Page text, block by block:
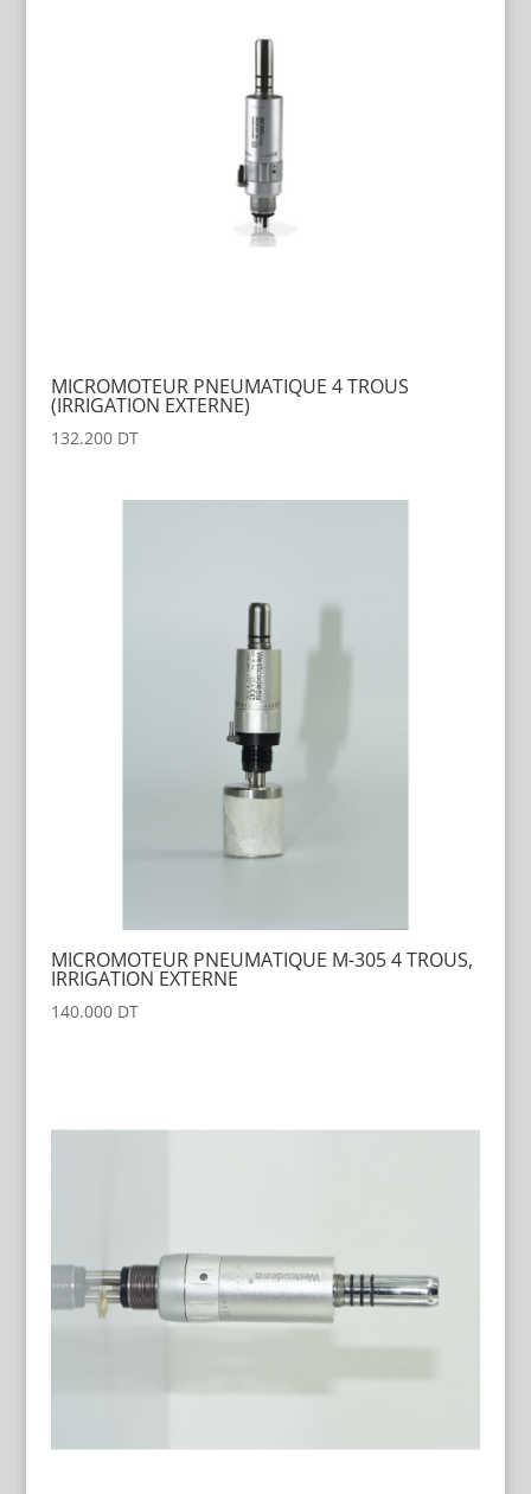
MICROMOTEUR PNEUMATIQUE 4 TROUS
(IRRIGATION EXTERNE)
132.200DT
MICROMOTEUR PNEUMATIQUE M-305 4 TROUS,
IRRIGATION EXTERNE
140.000DT